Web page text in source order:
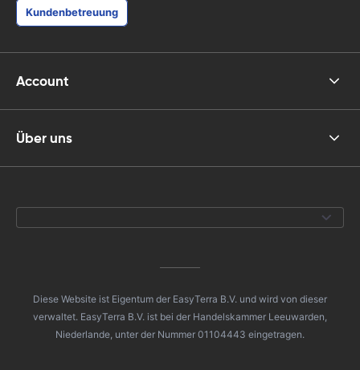
Kundenbetreuung
Account
Über uns
Diese Website ist Eigentum der EasyTerra B.V. und wird von dieser
verwaltet. EasyTerra B.V. ist bei der Handelskammer Leeuwarden,
Niederlande, unter der Nummer 01104443 eingetragen.